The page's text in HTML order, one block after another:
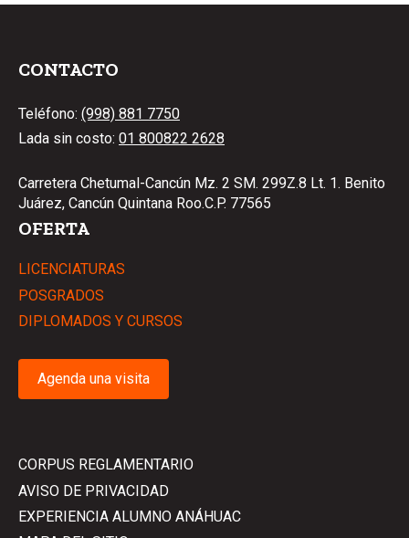
CONTACTO
Teléfono: (998) 881 7750
Lada sin costo: 01 800822 2628
Carretera Chetumal-Cancún Mz. 2 SM. 299Z.8 Lt. 1. Benito
Juárez, Cancún Quintana Roo.C.P. 77565
OFERTA
LICENCIATURAS
POSGRADOS
DIPLOMADOS Y CURSOS
Agenda una visita
CORPUS REGLAMENTARIO
AVISO DE PRIVACIDAD
EXPERIENCIA ALUMNO ANÁHUAC